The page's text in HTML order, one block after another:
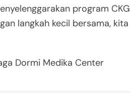
program CKG
langkah kecil bersama, kita
Dormi Medika Center